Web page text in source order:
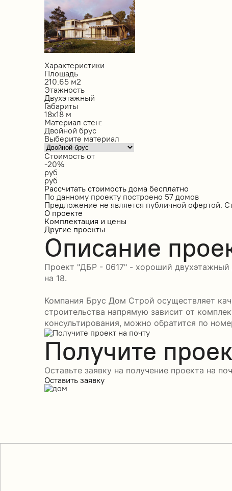
Характеристики
Площадь
210.65 м2
Этажность
Двухэтажный
Габариты
18х18 м
Материал стен:
Двойной брус
Выберите материал
Стоимость от
-20%
руб
руб
Рассчитать стоимость дома бесплатно
По данному проекту построено 57 домов
Предложение не является публичной офертой.
О проекте
Комплектация и цены
Другие проекты
Описание
Проект "ДБР - 0617" - хороший двухэтажный
на 18.
Компания Брус Дом Строй осуществляет
строительства напрямую зависит от
консультирования, можно обратится по
Получите
Оставьте заявку на получение проекта на
Оставить заявку